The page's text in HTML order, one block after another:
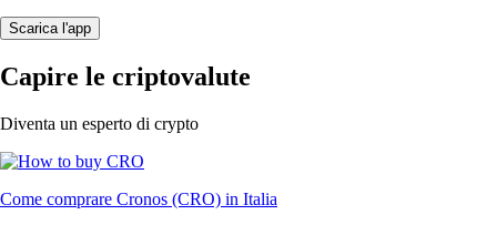
Scarica l'app
Capire le criptovalute
Diventa un esperto di crypto
Come comprare Cronos (CRO) in Italia